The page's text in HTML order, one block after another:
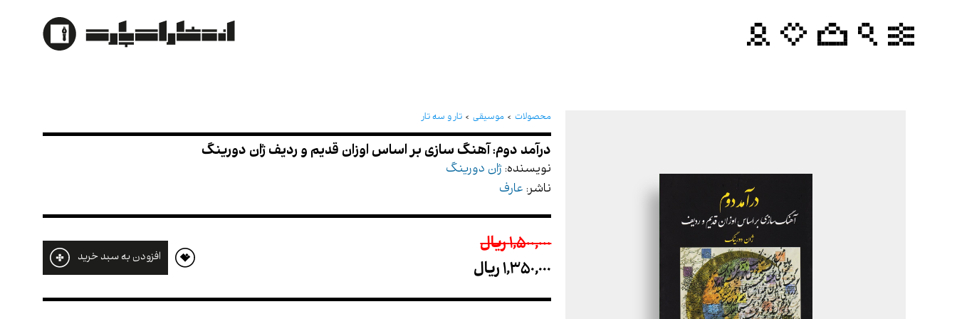
محصولات موسیقی تار و سه تاردرآمد دوم: آهنگ سازی بر اساس اوزان قدیم و ردیف ژان دورینگ
نویسنده: ژان دورینگ
ناشر: عارف
1,500,000 ريال
1,350,000 ريال
افزودن به سبد خرید